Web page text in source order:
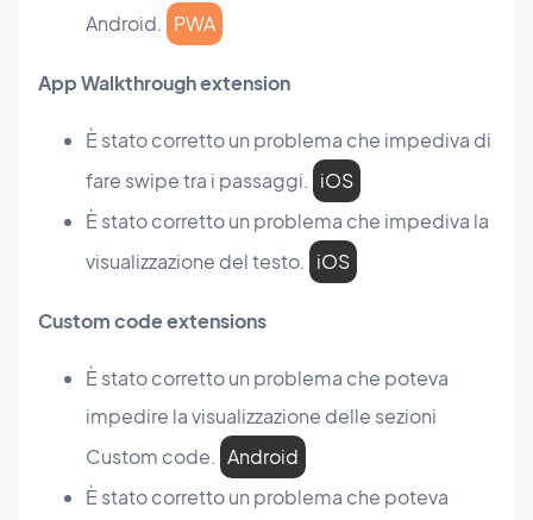
Android. PWA
App Walkthrough extension
È stato corretto un problema che impediva di
fare swipe tra i passaggi. iOS
È stato corretto un problema che impediva la
visualizzazione del testo. iOS
Custom code extensions
È stato corretto un problema che poteva
impedire la visualizzazione delle sezioni
Custom code. Android
È stato corretto un problema che poteva